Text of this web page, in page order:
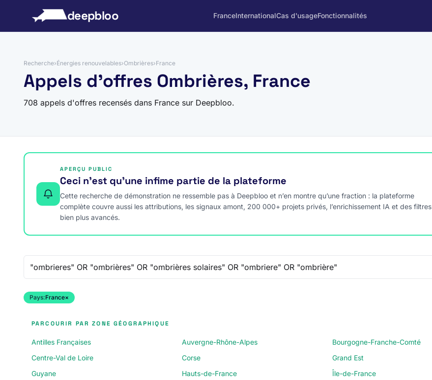
deepbloo FranceInternationalCas d'usageFonctionnalités
Recherche›Énergies renouvelables›Ombrières›France
Appels d'offres Ombrières, France
708 appels d'offres recensés dans France sur Deepbloo.
APERÇU PUBLIC
Ceci n’est qu’une infime partie de la plateforme
Cette recherche de démonstration ne ressemble pas à Deepbloo et n’en montre qu’une fraction : la plateforme
complète couvre aussi les attributions, les signaux amont, 200 000+ projets privés, l’enrichissement IA et des filtres
bien plus avancés.
Pays:France×
PARCOURIR PAR ZONE GÉOGRAPHIQUE
Antilles Françaises Auvergne-Rhône-Alpes Bourgogne-Franche-Comté
Centre-Val de Loire
Corse Grand Est
Guyane
Hauts-de-France Île-de-France